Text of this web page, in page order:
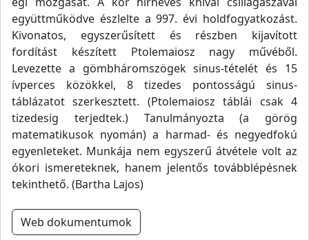
együttműködve észlelte a 997. évi holdfogyatkozást.
Kivonatos, egyszerűsített és részben kijavított
fordítást készített Ptolemaiosz nagy művéből.
Levezette a gömbháromszögek sinus-tételét és 15
ívperces közökkel, 8 tizedes pontosságú sinus-
táblázatot szerkesztett. (Ptolemaiosz táblái csak 4
tizedesig terjedtek.) Tanulmányozta (a görög
matematikusok nyomán) a harmad- és negyedfokú
egyenleteket. Munkája nem egyszerű átvétele volt az
ókori ismereteknek, hanem jelentős továbblépésnek
tekinthető. (Bartha Lajos)
Web dokumentumok